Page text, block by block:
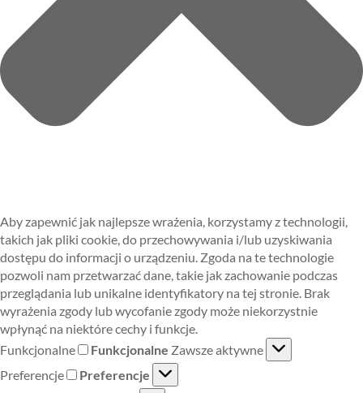
Aby zapewnić jak najlepsze wrażenia, korzystamy z technologii,
takich jak pliki cookie, do przechowywania i/lub uzyskiwania
dostępu do informacji o urządzeniu. Zgoda na te technologie
pozwoli nam przetwarzać dane, takie jak zachowanie podczas
przeglądania lub unikalne identyfikatory na tej stronie. Brak
wyrażenia zgody lub wycofanie zgody może niekorzystnie
wpłynąć na niektóre cechy i funkcje.
Funkcjonalne
Funkcjonalne Zawsze aktywne
Preferencje
Preferencje